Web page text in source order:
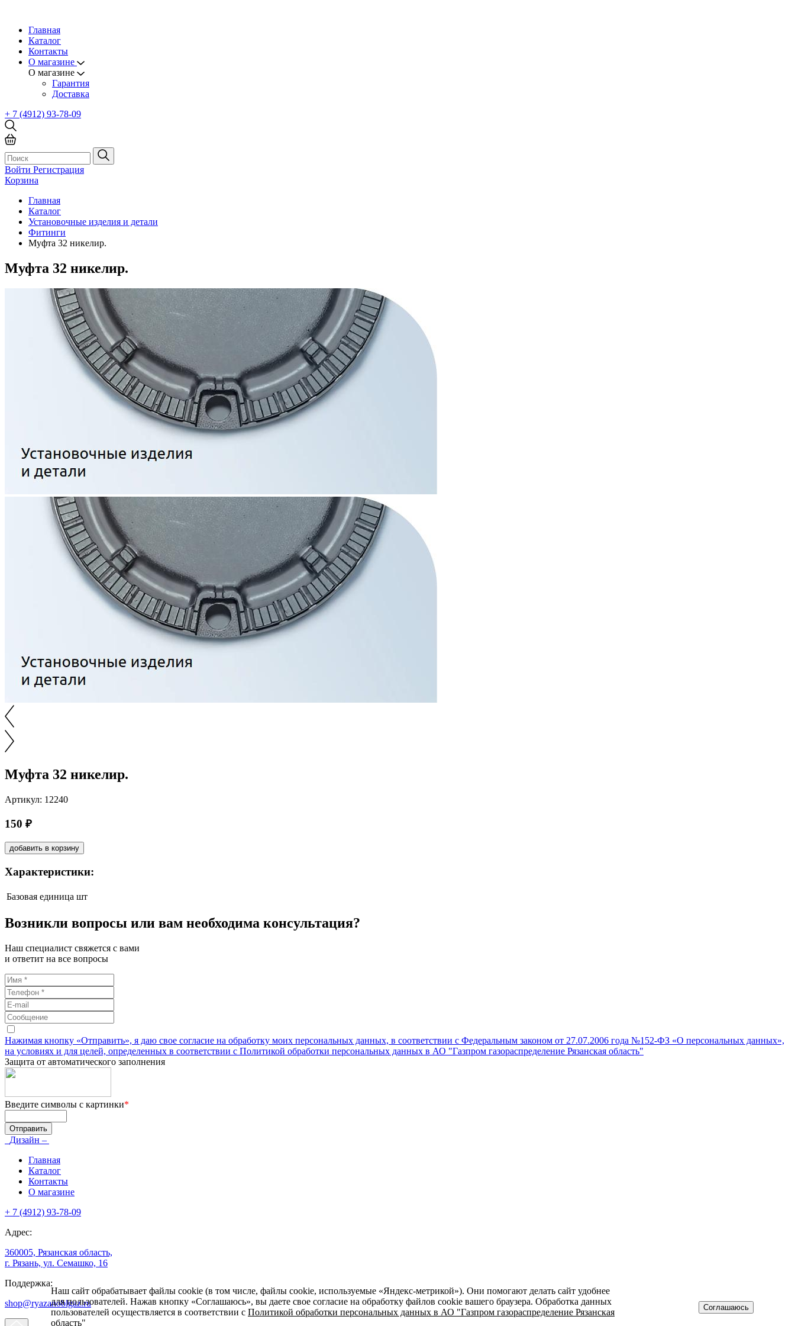
Главная
Каталог
Контакты
О магазине
О магазине
Гарантия
Доставка
+ 7 (4912) 93-78-09
Войти Регистрация
Корзина
Главная
Каталог
Установочные изделия и детали
Фитинги
Муфта 32 никелир.
Муфта 32 никелир.
Муфта 32 никелир.
Артикул: 12240
150 ₽
добавить в корзину
Характеристики:
Базовая единица шт
Возникли вопросы или вам необходима консультация?
Наш специалист свяжется с вами
и ответит на все вопросы
Нажимая кнопку «Отправить», я даю свое согласие на обработку моих персональных данных, в соответствии с Федеральным законом от 27.07.2006 года №152-ФЗ «О персональных данных»,
на условиях и для целей, определенных в соответствии с Политикой обработки персональных данных в АО "Газпром газораспределение Рязанская область"
Защита от автоматического заполнения
Введите символы с картинки*
Дизайн –
Главная
Каталог
Контакты
О магазине
+ 7 (4912) 93-78-09
Адрес:
360005, Рязанская область,
г. Рязань, ул. Семашко, 16
Поддержка:
shop@ryazanoblgaz.ru
Наш сайт обрабатывает файлы cookie (в том числе, файлы cookie, используемые «Яндекс-метрикой»). Они помогают делать сайт удобнее
для пользователей. Нажав кнопку «Соглашаюсь», вы даете свое согласие на обработку файлов cookie вашего браузера. Обработка данных
пользователей осуществляется в соответствии с Политикой обработки персональных данных в АО "Газпром газораспределение Рязанская
область"
Соглашаюсь